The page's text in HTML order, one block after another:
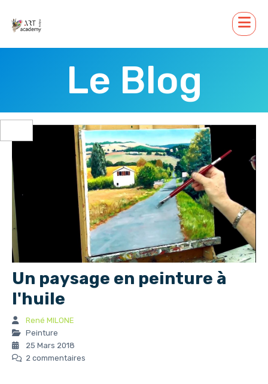
Le Blog
Un paysage en peinture à
l'huile
René MILONE
Peinture
25 Mars 2018
2 commentaires